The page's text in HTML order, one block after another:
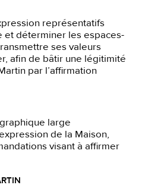
représentatifs
et déterminer les espaces-
ses valeurs
afin de bâtir une légitimité
par l’affirmation
large
de la Maison,
visant à affirmer